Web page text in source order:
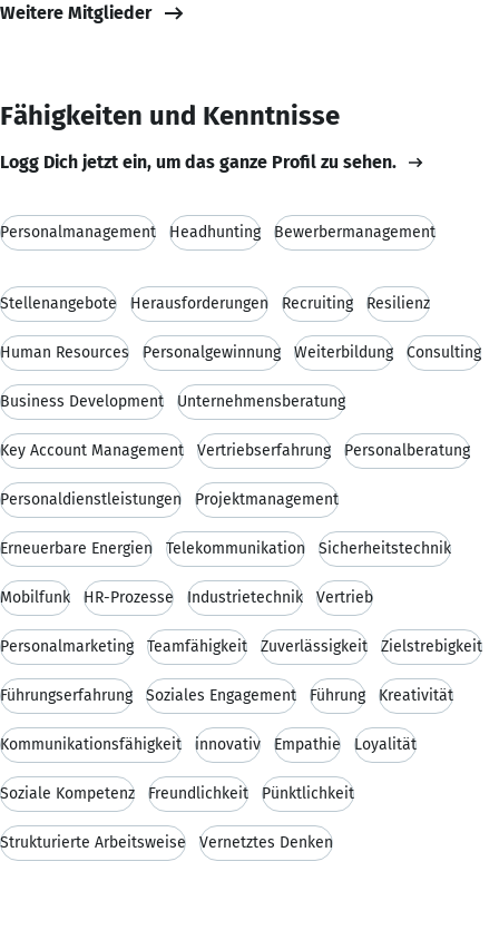
Weitere Mitglieder
Fähigkeiten und Kenntnisse
Logg Dich jetzt ein, um das ganze Profil zu sehen.
Personalmanagement Headhunting Bewerbermanagement
Stellenangebote Herausforderungen Recruiting Resilienz
Human Resources Personalgewinnung Weiterbildung Consulting
Business Development Unternehmensberatung
Key Account Management Vertriebserfahrung Personalberatung
Personaldienstleistungen Projektmanagement
Erneuerbare Energien Telekommunikation Sicherheitstechnik
Mobilfunk HR-Prozesse Industrietechnik Vertrieb
Personalmarketing Teamfähigkeit Zuverlässigkeit Zielstrebigkeit
Führungserfahrung Soziales Engagement Führung Kreativität
Kommunikationsfähigkeit innovativ Empathie Loyalität
Soziale Kompetenz Freundlichkeit Pünktlichkeit
Strukturierte Arbeitsweise Vernetztes Denken